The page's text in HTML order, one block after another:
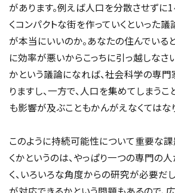
があります。例えば人口を分散させずに
くコンパクトな街を作っていくといった議
が本当にいいのか。あなたの住んでいる
に効率が悪いからこっちに引っ越しなさ
かという議論になれば、社会科学の専
りますし、一方で、人口を集めてしまう
も影響が及ぶこともかんがえなくてはな
このように持続可能性について重要な
くかというのは、やっぱり一つの専門の
く、いろいろな角度からの研究が必要だ